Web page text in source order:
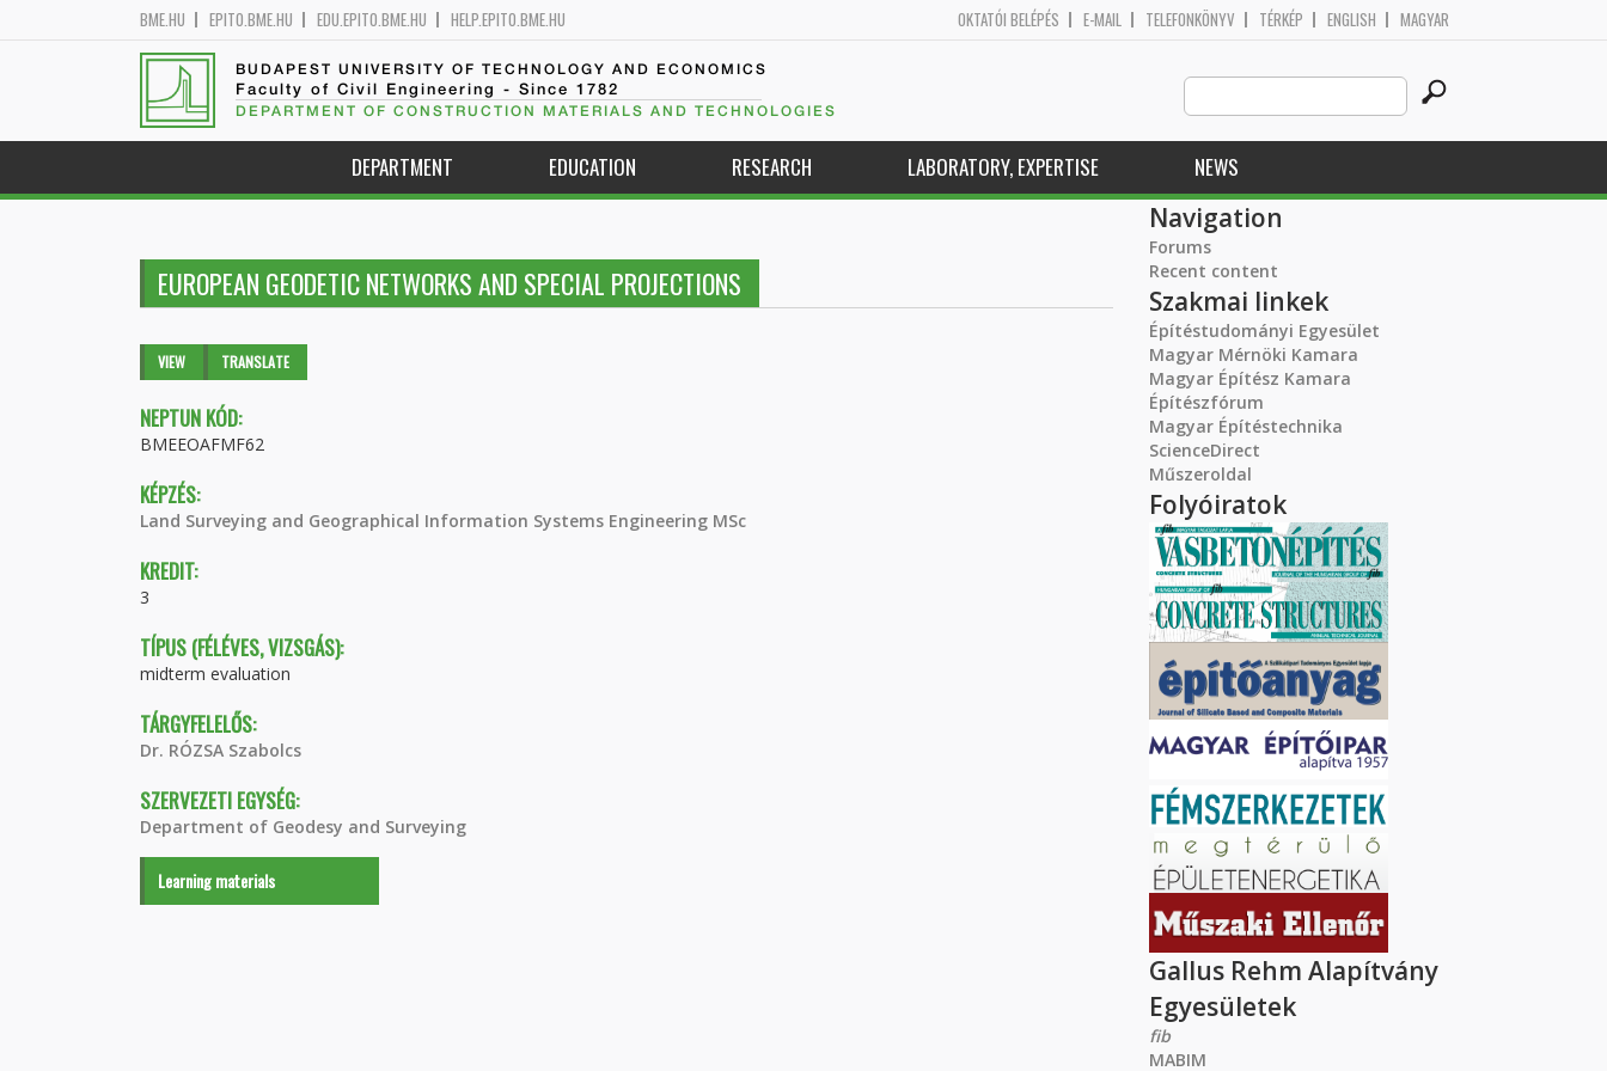
BME.HU EPITO.BME.HU EDU.EPITO.BME.HU HELP.EPITO.BME.HU OKTATÓI BELÉPÉS E-MAIL TELEFONKÖNYV TÉRKÉP ENGLISH MAGYAR
BUDAPEST UNIVERSITY OF TECHNOLOGY AND ECONOMICS
Faculty of Civil Engineering - Since 1782
DEPARTMENT OF CONSTRUCTION MATERIALS AND TECHNOLOGIES
Search
this
site
DEPARTMENT EDUCATION RESEARCH LABORATORY, EXPERTISE NEWS
EUROPEAN GEODETIC NETWORKS AND SPECIAL PROJECTIONS
Primary tabs
VIEW (ACTIVETRANSLATE
NEPTUN KÓD:
BMEEOAFMF62
KÉPZÉS:
Land Surveying and Geographical Information Systems Engineering MSc
KREDIT:
3
TÍPUS (FÉLÉVES, VIZSGÁS):
midterm evaluation
TÁRGYFELELŐS:
Dr. RÓZSA Szabolcs
SZERVEZETI EGYSÉG:
Department of Geodesy and Surveying
Learning materials
Navigation
Forums
Recent content
Szakmai linkek
Építéstudományi Egyesület
Magyar Mérnöki Kamara
Magyar Építész Kamara
Építészfórum
Magyar Építéstechnika
ScienceDirect
Műszeroldal
Folyóiratok
Gallus Rehm Alapítvány
Egyesületek
fib
MABIM